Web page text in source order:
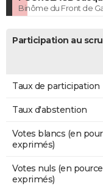
Binôme du Front de
Participation au
Taux de participation
Taux d'abstention
Votes blancs (en
exprimés)
Votes nuls (en
exprimés)